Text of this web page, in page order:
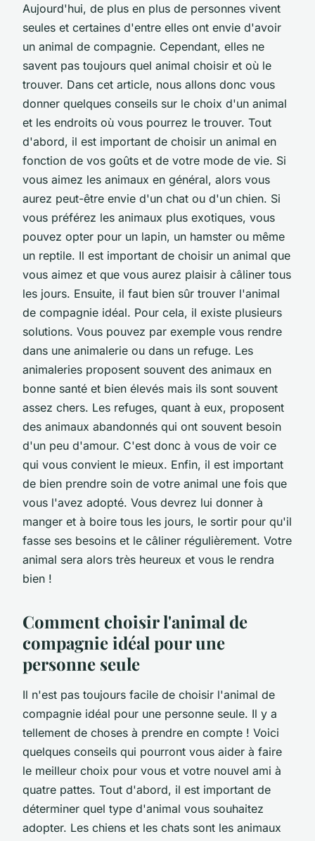
Aujourd'hui, de plus en plus de personnes vivent
seules et certaines d'entre elles ont envie d'avoir
un animal de compagnie. Cependant, elles ne
savent pas toujours quel animal choisir et où le
trouver. Dans cet article, nous allons donc vous
donner quelques conseils sur le choix d'un animal
et les endroits où vous pourrez le trouver. Tout
d'abord, il est important de choisir un animal en
fonction de vos goûts et de votre mode de vie. Si
vous aimez les animaux en général, alors vous
aurez peut-être envie d'un chat ou d'un chien. Si
vous préférez les animaux plus exotiques, vous
pouvez opter pour un lapin, un hamster ou même
un reptile. Il est important de choisir un animal que
vous aimez et que vous aurez plaisir à câliner tous
les jours. Ensuite, il faut bien sûr trouver l'animal
de compagnie idéal. Pour cela, il existe plusieurs
solutions. Vous pouvez par exemple vous rendre
dans une animalerie ou dans un refuge. Les
animaleries proposent souvent des animaux en
bonne santé et bien élevés mais ils sont souvent
assez chers. Les refuges, quant à eux, proposent
des animaux abandonnés qui ont souvent besoin
d'un peu d'amour. C'est donc à vous de voir ce
qui vous convient le mieux. Enfin, il est important
de bien prendre soin de votre animal une fois que
vous l'avez adopté. Vous devrez lui donner à
manger et à boire tous les jours, le sortir pour qu'il
fasse ses besoins et le câliner régulièrement. Votre
animal sera alors très heureux et vous le rendra
bien !
Comment choisir l'animal de
compagnie idéal pour une
personne seule
Il n'est pas toujours facile de choisir l'animal de
compagnie idéal pour une personne seule. Il y a
tellement de choses à prendre en compte ! Voici
quelques conseils qui pourront vous aider à faire
le meilleur choix pour vous et votre nouvel ami à
quatre pattes. Tout d'abord, il est important de
déterminer quel type d'animal vous souhaitez
adopter. Les chiens et les chats sont les animaux